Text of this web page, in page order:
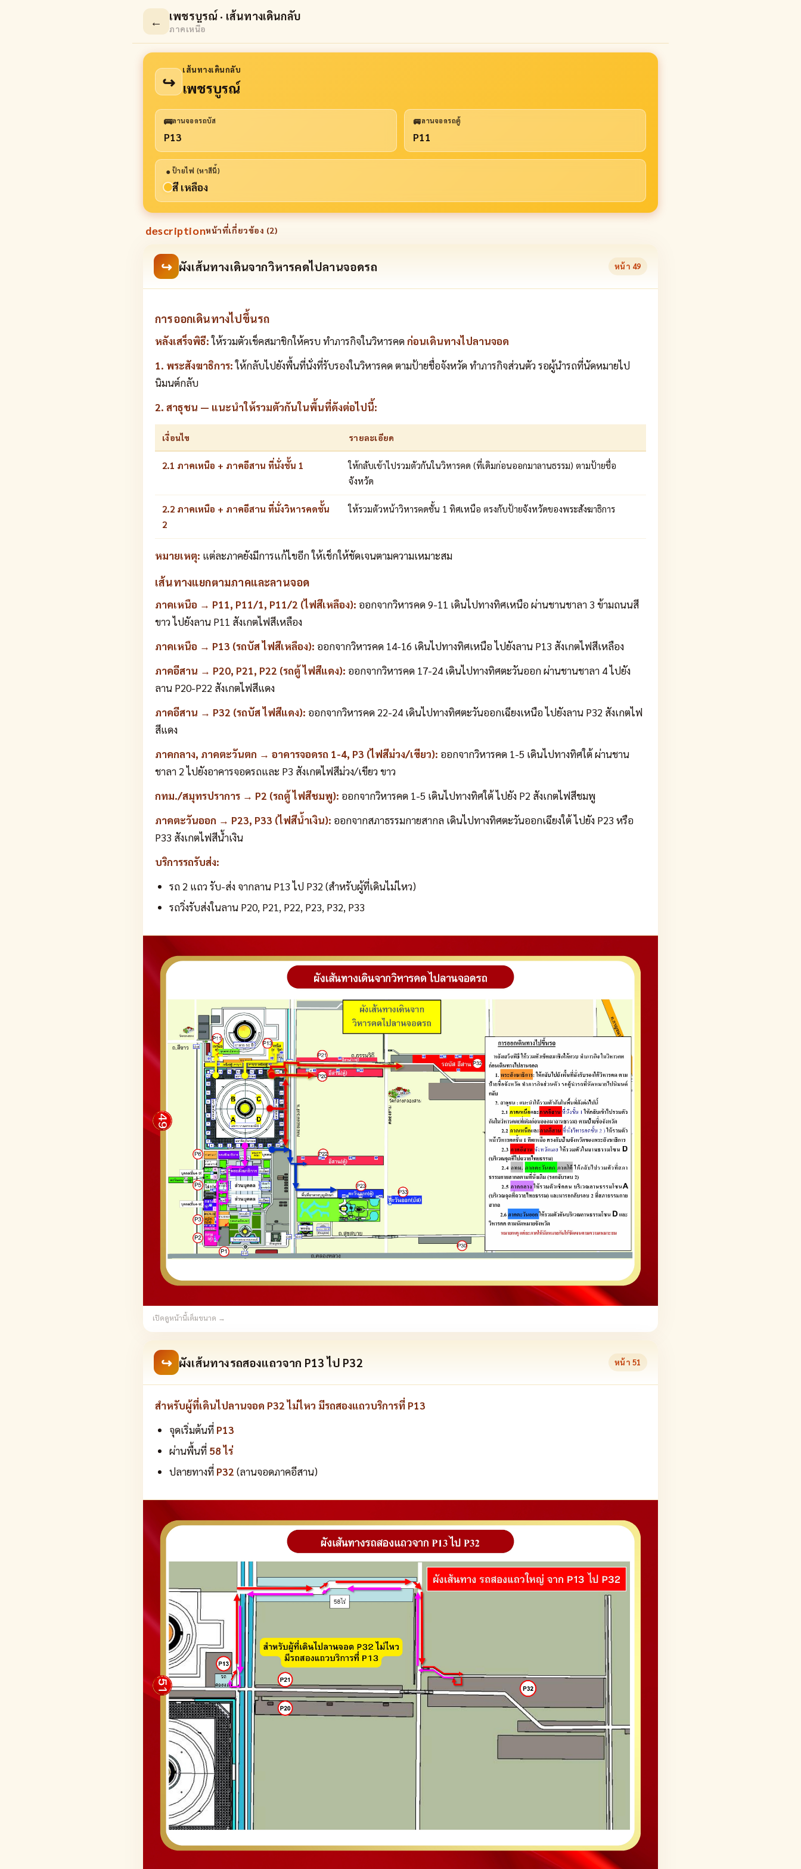
← เพชรบูรณ์ · เส้นทางเดินกลับ
ภาคเหนือ
↪
เส้นทางเดินกลับ
เพชรบูรณ์
🚌ลานจอดรถบัส
P13
🚐ลานจอดรถตู้
P11
● ป้ายไฟ (หาสีนี้)
สี เหลือง
descriptionหน้าที่เกี่ยวข้อง (2)
↪ ผังเส้นทางเดินจากวิหารคดไปลานจอดรถ หน้า 49
การออกเดินทางไปขึ้นรถ
หลังเสร็จพิธี:ให้รวมตัวเช็คสมาชิกให้ครบ ทำภารกิจในวิหารคดก่อนเดินทางไปลานจอด
1. พระสังฆาธิการ:ให้กลับไปยังพื้นที่นั่งที่รับรองในวิหารคด ตามป้ายชื่อจังหวัด ทำภารกิจส่วนตัว รอผู้นำรถที่นัดหมายไป
นิมนต์กลับ
2. สาธุชน — แนะนำให้รวมตัวกันในพื้นที่ดังต่อไปนี้:
เงื่อนไข รายละเอียด
2.1 ภาคเหนือ + ภาคอีสาน ที่นั่งชั้น 1
ให้กลับเข้าไปรวมตัวกันในวิหารคด (ที่เดิมก่อนออกมาลานธรรม) ตามป้ายชื่อ
จังหวัด
2.2 ภาคเหนือ + ภาคอีสาน ที่นั่งวิหารคดชั้น
2
ให้รวมตัวหน้าวิหารคดชั้น 1 ทิศเหนือ ตรงกับป้ายจังหวัดของพระสังฆาธิการ
หมายเหตุ: แต่ละภาคยังมีการแก้ไขอีก ให้เช็กให้ชัดเจนตามความเหมาะสม
เส้นทางแยกตามภาคและลานจอด
ภาคเหนือ → P11, P11/1, P11/2 (ไฟสีเหลือง): ออกจากวิหารคด 9-11 เดินไปทางทิศเหนือ ผ่านชานชาลา 3 ข้ามถนนสี
ขาว ไปยังลาน P11 สังเกตไฟสีเหลือง
ภาคเหนือ → P13 (รถบัส ไฟสีเหลือง): ออกจากวิหารคด 14-16 เดินไปทางทิศเหนือ ไปยังลาน P13 สังเกตไฟสีเหลือง
ภาคอีสาน → P20, P21, P22 (รถตู้ ไฟสีแดง): ออกจากวิหารคด 17-24 เดินไปทางทิศตะวันออก ผ่านชานชาลา 4 ไปยัง
ลาน P20-P22 สังเกตไฟสีแดง
ภาคอีสาน → P32 (รถบัส ไฟสีแดง): ออกจากวิหารคด 22-24 เดินไปทางทิศตะวันออกเฉียงเหนือ ไปยังลาน P32 สังเกตไฟ
สีแดง
ภาคกลาง, ภาคตะวันตก → อาคารจอดรถ 1-4, P3 (ไฟสีม่วง/เขียว): ออกจากวิหารคด 1-5 เดินไปทางทิศใต้ ผ่านชาน
ชาลา 2 ไปยังอาคารจอดรถและ P3 สังเกตไฟสีม่วง/เขียว ขาว
กทม./สมุทรปราการ → P2 (รถตู้ ไฟสีชมพู): ออกจากวิหารคด 1-5 เดินไปทางทิศใต้ ไปยัง P2 สังเกตไฟสีชมพู
ภาคตะวันออก → P23, P33 (ไฟสีน้ำเงิน): ออกจากสภาธรรมกายสากล เดินไปทางทิศตะวันออกเฉียงใต้ ไปยัง P23 หรือ
P33 สังเกตไฟสีน้ำเงิน
บริการรถรับส่ง:
รถ 2 แถว รับ-ส่ง จากลาน P13 ไป P32 (สำหรับผู้ที่เดินไม่ไหว)
รถวิ่งรับส่งในลาน P20, P21, P22, P23, P32, P33
เปิดดูหน้านี้เต็มขนาด →
↪ ผังเส้นทางรถสองแถวจาก P13 ไป P32 หน้า 51
สำหรับผู้ที่เดินไปลานจอด P32 ไม่ไหว มีรถสองแถวบริการที่ P13
จุดเริ่มต้นที่ P13
ผ่านพื้นที่ 58 ไร่
ปลายทางที่ P32 (ลานจอดภาคอีสาน)